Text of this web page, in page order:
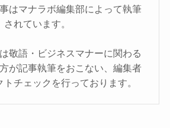
はマナラボ編集部によって執筆
されています。
敬語・ビジネスマナーに関わる
が記事執筆をおこない、編集者
チェックを行っております。